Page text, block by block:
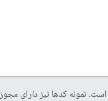
است. نمونه کدها نیز دارای مجوز